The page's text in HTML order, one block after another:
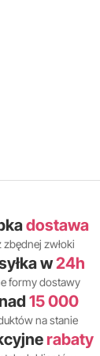
dostawa
zbędnej zwłoki
w24h
formy dostawy
15 000
na stanie
rabaty